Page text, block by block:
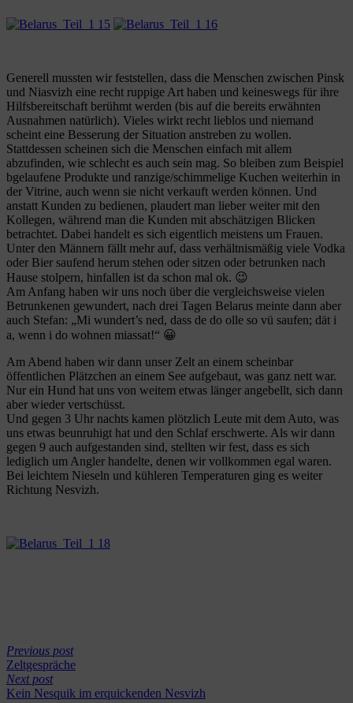
Generell mussten wir feststellen, dass die Menschen zwischen Pinsk
und Niasvizh eine recht ruppige Art haben und keineswegs für ihre
Hilfsbereitschaft berühmt werden (bis auf die bereits erwähnten
Ausnahmen natürlich). Vieles wirkt recht lieblos und niemand
scheint eine Besserung der Situation anstreben zu wollen.
Stattdessen scheinen sich die Menschen einfach mit allem
abzufinden, wie schlecht es auch sein mag. So bleiben zum Beispiel
bgelaufene Produkte und ranzige/schimmelige Kuchen weiterhin in
der Vitrine, auch wenn sie nicht verkauft werden können. Und
anstatt Kunden zu bedienen, plaudert man lieber weiter mit den
Kollegen, während man die Kunden mit abschätzigen Blicken
betrachtet. Dabei handelt es sich eigentlich meistens um Frauen.
Unter den Männern fällt mehr auf, dass verhältnismäßig viele Vodka
oder Bier saufend herum stehen oder sitzen oder betrunken nach
Hause stolpern, hinfallen ist da schon mal ok. 😉
Am Anfang haben wir uns noch über die vergleichsweise vielen
Betrunkenen gewundert, nach drei Tagen Belarus meinte dann aber
auch Stefan: „Mi wundert’s ned, dass de do olle so vü saufen; dät i
a, wenn i do wohnen miassat!“ 😀
Am Abend haben wir dann unser Zelt an einem scheinbar
öffentlichen Plätzchen an einem See aufgebaut, was ganz nett war.
Nur ein Hund hat uns von weitem etwas länger angebellt, sich dann
aber wieder vertschüsst.
Und gegen 3 Uhr nachts kamen plötzlich Leute mit dem Auto, was
uns etwas beunruhigt hat und den Schlaf erschwerte. Als wir dann
gegen 9 auch aufgestanden sind, stellten wir fest, dass es sich
lediglich um Angler handelte, denen wir vollkommen egal waren.
Bei leichtem Nieseln und kühleren Temperaturen ging es weiter
Richtung Nesvizh.
Previous post
Zeltgespräche
Next post
Kein Nesquik im erquickenden Nesvizh